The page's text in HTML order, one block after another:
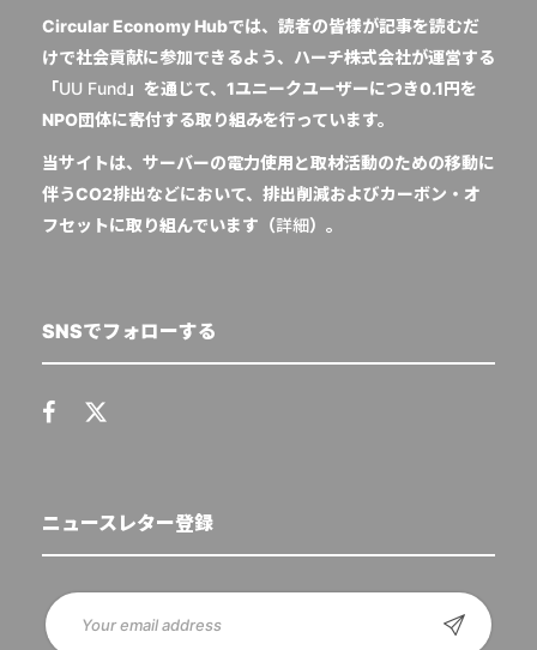
Circular Economy Hubでは、読者の皆様が記事を読むだ
けで社会貢献に参加できるよう、ハーチ株式会社が運営する
「UU Fund 」を通じて、1ユニークユーザーにつき0.1円を
NPO団体に寄付する取り組みを行っています。
当サイトは、サーバーの電力使用と取材活動のための移動に
伴うCO2排出などにおいて、排出削減およびカーボン・オ
フセットに取り組んでいます（詳細）。
SNSでフォローする
ニュースレター登録